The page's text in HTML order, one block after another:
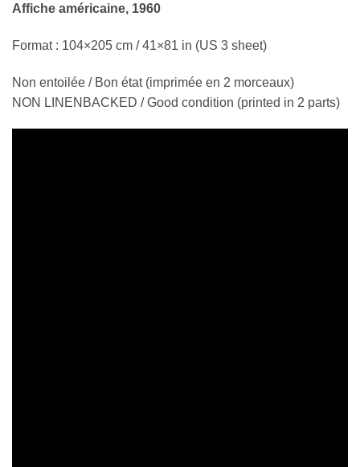
Affiche américaine, 1960
Format : 104×205 cm / 41×81 in (US 3 sheet)
Non entoilée / Bon état (imprimée en 2 morceaux)
NON LINENBACKED / Good condition (printed in 2 parts)